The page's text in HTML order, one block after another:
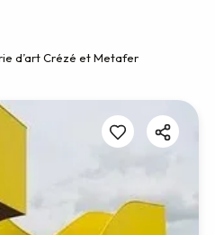
d’art Crézé et Metafer